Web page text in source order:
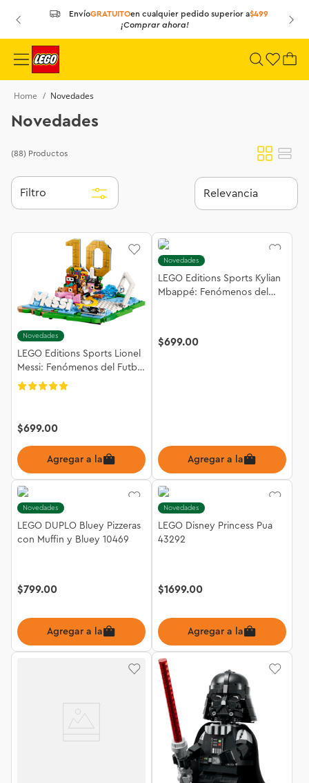
EnvíoGRATUITOen cualquierpedido superior a$499
¡Comprar ahora!
Novedades
Novedades
(88) Productos
Filtro Relevancia
Novedades
LEGO Editions Sports Lionel
Messi: Fenómenos del Futbol
43011
$699.00
Agregar a la bolsa
Novedades
LEGO Editions Sports Kylian
Mbappé: Fenómenos del
$699.00
Agregar a la bolsa
Novedades
LEGO DUPLO Bluey Pizzeras
con Muffin y Bluey 10469
$799.00
Agregar a la bolsa
Novedades
LEGO Disney Princess Pua
43292
$1699.00
Agregar a la bolsa